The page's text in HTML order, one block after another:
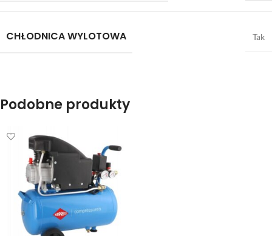
CHŁODNICA WYLOTOWA Tak
Podobne produkty